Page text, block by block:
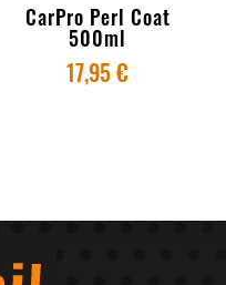
CarPro Perl Coat
500ml
17,95 €